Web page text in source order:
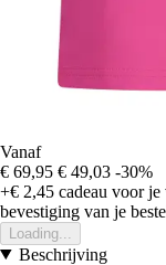
Vanaf
€ 69,95 € 49,03 -30%
+€ 2,45 cadeau voor
bevestiging van je
Loading...
Beschrijving